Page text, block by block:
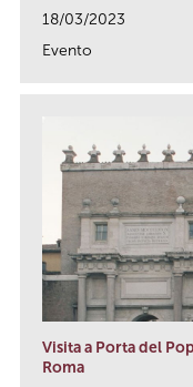
18/03/2023
Evento
Visita a Porta del
Roma